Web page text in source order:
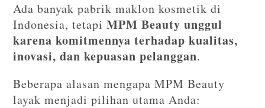
Ada banyak pabrik maklon kosmetik di
Indonesia, tetapiMPM Beauty unggul
karena komitmennya terhadap kualitas,
inovasi, dan kepuasan pelanggan.
Beberapa alasan mengapa MPM Beauty
layak menjadi pilihan utama Anda: